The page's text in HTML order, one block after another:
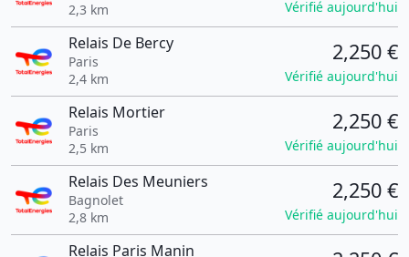
2,3 km
Vérifié aujourd'hui
Relais De Bercy
Paris
2,4 km
2,250 €
Vérifié aujourd'hui
Relais Mortier
Paris
2,5 km
2,250 €
Vérifié aujourd'hui
Relais Des Meuniers
Bagnolet
2,8 km
2,250 €
Vérifié aujourd'hui
Relais Paris Manin